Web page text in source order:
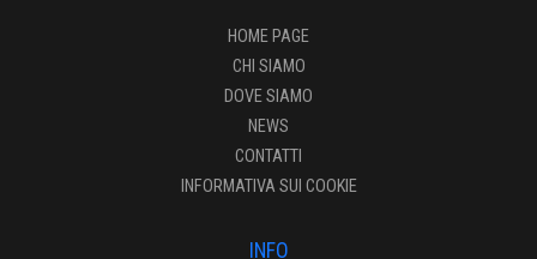
HOME PAGE
CHI SIAMO
DOVE SIAMO
NEWS
CONTATTI
INFORMATIVA SUI COOKIE
INFO